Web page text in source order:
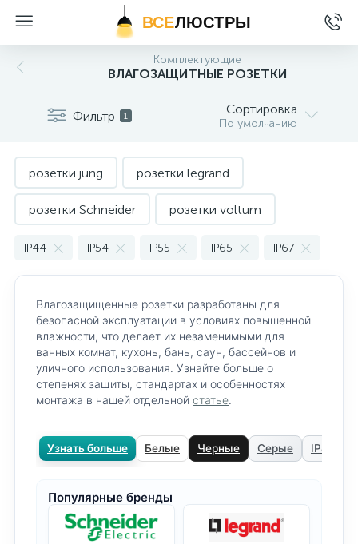
ВСЕЛЮСТРЫ
Комплектующие
ВЛАГОЗАЩИТНЫЕ РОЗЕТКИ
Фильтр 1 Сортировка
По умолчанию
розетки jung розетки legrand
розетки Schneider розетки voltum
розетки черного цвета уличные розетки
IP44 IP54 IP55 IP65 IP67
Влагозащищенные розетки разработаны для
безопасной эксплуатации в условиях повышенной
влажности, что делает их незаменимыми для
ванных комнат, кухонь, бань, саун, бассейнов и
уличного использования. Узнайте больше о
степенях защиты, стандартах и особенностях
монтажа в нашей отдельной статье.
Узнать больше Белые Черные Серые IP44 —
Популярные бренды